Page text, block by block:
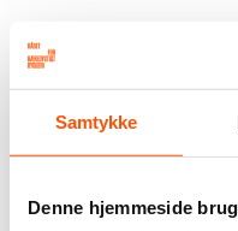
Samtykke
Denne hjemmeside